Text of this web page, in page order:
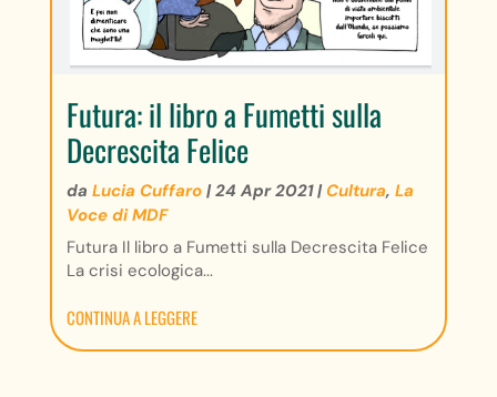
Futura: il libro a Fumetti sulla
Decrescita Felice
da Lucia Cuffaro|24 Apr 2021| Cultura, La
Voce di MDF
Futura Il libro a Fumetti sulla Decrescita Felice
La crisi ecologica...
CONTINUA A LEGGERE